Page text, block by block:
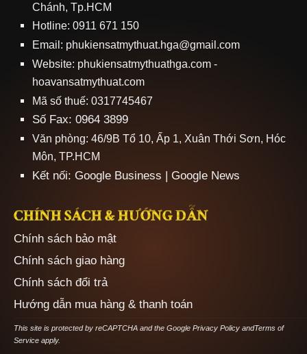
Chánh, Tp.HCM
Hotline: 0911 671 150
Email: phukiensatmythuat.hga@gmail.com
Website: phukiensatmythuathga.com-
hoavansatmythuat.com
Mã số thuế: 0317745467
Số Fax: 0964 3899
Văn phòng: 46/9B Tổ 10, Ấp 1, Xuân Thới Sơn, Hóc
Môn, TP.HCM
Kết nối: Google Business | Google News
CHÍNH SÁCH & HƯỚNG DẪN
Chính sách bảo mật
Chính sách giao hàng
Chính sách đổi trả
Hướng dẫn mua hàng & thanh toán
This site is protected by reCAPTCHA and the Google Privacy PolicyandTerms of
Serviceapply.